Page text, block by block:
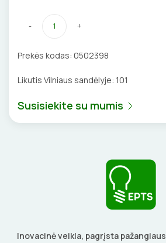
BATERIJOS
EL. SKAMBUČIAI
ŽAIBOSAUGA IR
GELINĖS JUNGTYS
ĮKROVIMO SPRENDIMAI
Įkrovimo stotelės
AUTOMATINIAI
KONTAKTORIAI
ATSUKTUVAI
- +
Prekės kodas: 0502398
Likutis Vilniaus sandėlyje: 101
Susisiekite su mumis
Inovacinė veikla, pagrįsta